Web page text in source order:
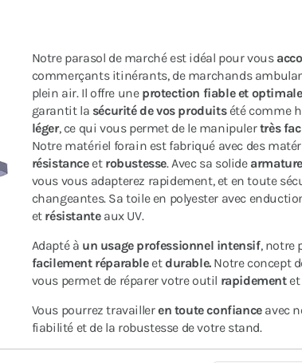
Notre parasol de marché est idéal pour vous
commerçants itinérants, de marchands
plein air. Il offre une protection fiable et optimale
garantit la sécurité de vos produitsété comme
léger, ce qui vous permet de le manipulertrès
Notre matériel forain est fabriqué avec des
résistanceet robustesse. Avec sa solide
vous vous adapterez rapidement, et en toute
changeantes. Sa toile en polyester avec
et résistanteaux UV.
Adapté à un usage professionnel intensif, notre
facilement réparableetdurable. Notre concept
vous permet de réparer votre outil rapidementet
Vous pourrez travailleren toute confianceavec
fiabilité et de la robustesse de votre stand.